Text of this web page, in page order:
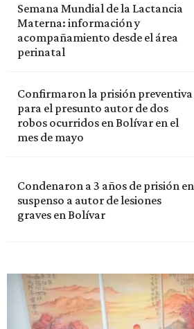
Semana Mundial de la Lactancia
Materna: información y
acompañamiento desde el área
perinatal
Confirmaron la prisión preventiva
para el presunto autor de dos
robos ocurridos en Bolívar en el
mes de mayo
Condenaron a 3 años de prisión en
suspenso a autor de lesiones
graves en Bolívar